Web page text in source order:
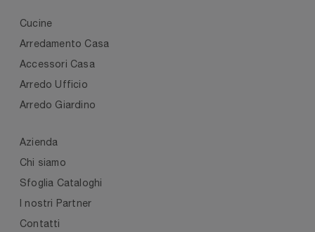
Cucine
Arredamento Casa
Accessori Casa
Arredo Ufficio
Arredo Giardino
Azienda
Chi siamo
Sfoglia Cataloghi
I nostri Partner
Contatti